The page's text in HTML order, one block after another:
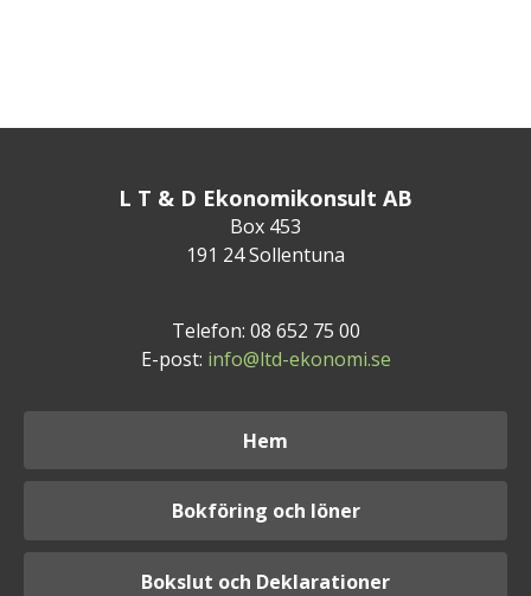
L T & D Ekonomikonsult AB
Box 453
191 24 Sollentuna
Telefon: 08 652 75 00
E-post: info@ltd-ekonomi.se
Hem
Bokföring och löner
Bokslut och Deklarationer